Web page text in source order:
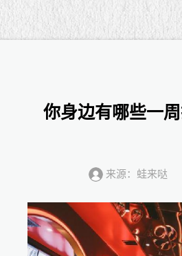
你身边有哪些一
来源：蛙来哒